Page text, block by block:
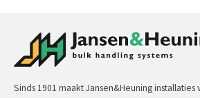
Sinds 1901 maakt Jansen&Heuning installaties